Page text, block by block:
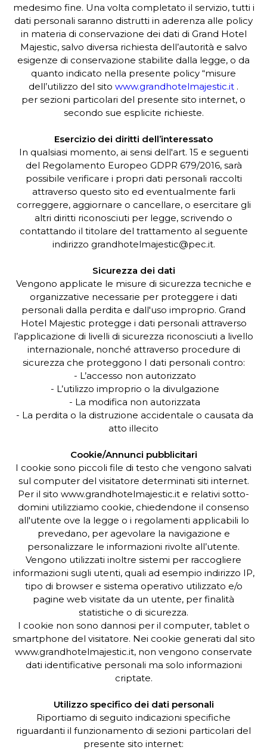
medesimo fine. Una volta completato il servizio, tutti i
dati personali saranno distrutti in aderenza alle policy
in materia di conservazione dei dati di Grand Hotel
Majestic, salvo diversa richiesta dell’autorità e salvo
esigenze di conservazione stabilite dalla legge, o da
quanto indicato nella presente policy “misure
dell’utilizzo del sito www.grandhotelmajestic.it .
per sezioni particolari del presente sito internet, o
secondo sue esplicite richieste.
Esercizio dei diritti dell’interessato
In qualsiasi momento, ai sensi dell'art. 15 e seguenti
del Regolamento Europeo GDPR 679/2016, sarà
possibile verificare i propri dati personali raccolti
attraverso questo sito ed eventualmente farli
correggere, aggiornare o cancellare, o esercitare gli
altri diritti riconosciuti per legge, scrivendo o
contattando il titolare del trattamento al seguente
indirizzo grandhotelmajestic@pec.it.
Sicurezza dei dati
Vengono applicate le misure di sicurezza tecniche e
organizzative necessarie per proteggere i dati
personali dalla perdita e dall'uso improprio. Grand
Hotel Majestic protegge i dati personali attraverso
l’applicazione di livelli di sicurezza riconosciuti a livello
internazionale, nonché attraverso procedure di
sicurezza che proteggono I dati personali contro:
- L’accesso non autorizzato
- L’utilizzo improprio o la divulgazione
- La modifica non autorizzata
- La perdita o la distruzione accidentale o causata da
atto illecito
Cookie/Annunci pubblicitari
I cookie sono piccoli file di testo che vengono salvati
sul computer del visitatore determinati siti internet.
Per il sito www.grandhotelmajestic.it e relativi sotto-
domini utilizziamo cookie, chiedendone il consenso
all'utente ove la legge o i regolamenti applicabili lo
prevedano, per agevolare la navigazione e
personalizzare le informazioni rivolte all’utente.
Vengono utilizzati inoltre sistemi per raccogliere
informazioni sugli utenti, quali ad esempio indirizzo IP,
tipo di browser e sistema operativo utilizzato e/o
pagine web visitate da un utente, per finalità
statistiche o di sicurezza.
I cookie non sono dannosi per il computer, tablet o
smartphone del visitatore. Nei cookie generati dal sito
www.grandhotelmajestic.it, non vengono conservate
dati identificative personali ma solo informazioni
criptate.
Utilizzo specifico dei dati personali
Riportiamo di seguito indicazioni specifiche
riguardanti il funzionamento di sezioni particolari del
presente sito internet: